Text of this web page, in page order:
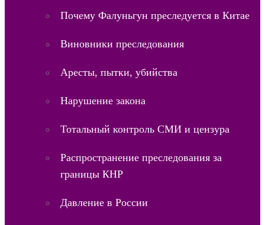
Почему Фалуньгун преследуется в Китае
Виновники преследования
Аресты, пытки, убийства
Нарушение закона
Тотальный контроль СМИ и цензура
Распространение преследования за
границы КНР
Давление в России